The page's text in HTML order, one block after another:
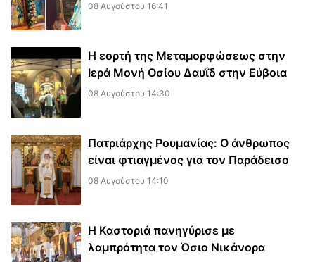
08 Αυγούστου 16:41
Η εορτή της Μεταμορφώσεως στην
Ιερά Μονή Οσίου Δαυΐδ στην Εύβοια
08 Αυγούστου 14:30
Πατριάρχης Ρουμανίας: Ο άνθρωπος
είναι φτιαγμένος για τον Παράδεισο
08 Αυγούστου 14:10
Η Καστοριά πανηγύρισε με
λαμπρότητα τον Όσιο Νικάνορα